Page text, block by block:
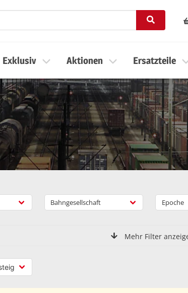
Exklusiv Aktionen Ersatzteile
Bahngesellschaft Epoche
Mehr Filter